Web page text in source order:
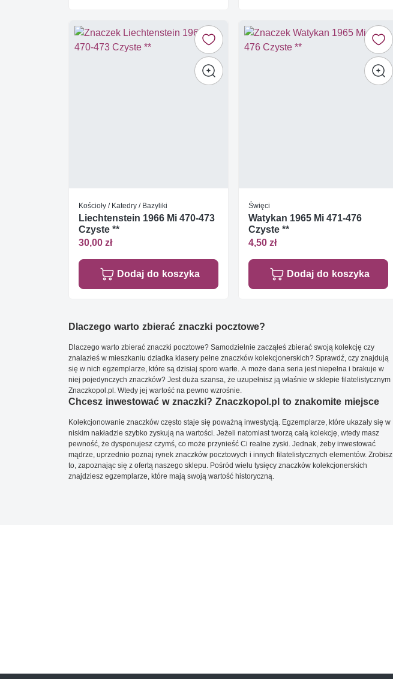
Kościoły / Katedry / Bazyliki
Liechtenstein 1966 Mi 470-473
Czyste **
30,00 zł
Dodaj do koszyka
Święci
Watykan 1965 Mi 471-476
Czyste **
4,50 zł
Dodaj do koszyka
Dlaczego warto zbierać znaczki pocztowe?
Dlaczego warto zbierać znaczki pocztowe? Samodzielnie zacząłeś zbierać swoją kolekcję czy
znalazłeś w mieszkaniu dziadka klasery pełne znaczków kolekcjonerskich? Sprawdź, czy znajdują
się w nich egzemplarze, które są dzisiaj sporo warte. A może dana seria jest niepełna i brakuje w
niej pojedynczych znaczków? Jest duża szansa, że uzupełnisz ją właśnie w sklepie filatelistycznym
Znaczkopol.pl. Wtedy jej wartość na pewno wzrośnie.
Chcesz inwestować w znaczki? Znaczkopol.pl to znakomite miejsce
Kolekcjonowanie znaczków często staje się poważną inwestycją. Egzemplarze, które ukazały się w
niskim nakładzie szybko zyskują na wartości. Jeżeli natomiast tworzą całą kolekcję, wtedy masz
pewność, że dysponujesz czymś, co może przynieść Ci realne zyski. Jednak, żeby inwestować
mądrze, uprzednio poznaj rynek znaczków pocztowych i innych filatelistycznych elementów. Zrobisz
to, zapoznając się z ofertą naszego sklepu. Pośród wielu tysięcy znaczków kolekcjonerskich
znajdziesz egzemplarze, które mają swoją wartość historyczną.